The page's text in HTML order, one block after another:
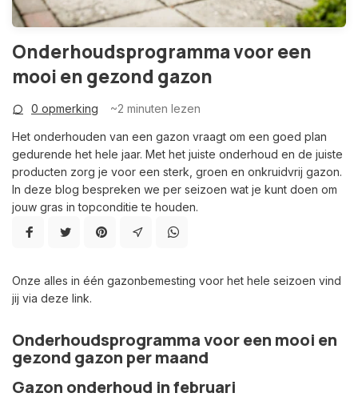
Onderhoudsprogramma voor een
mooi en gezond gazon
0 opmerking ~2 minuten lezen
Het onderhouden van een gazon vraagt om een goed plan
gedurende het hele jaar. Met het juiste onderhoud en de juiste
producten zorg je voor een sterk, groen en onkruidvrij gazon.
In deze blog bespreken we per seizoen wat je kunt doen om
jouw gras in topconditie te houden.
Onze alles in één gazonbemesting voor het hele seizoen vind
jij via deze link.
Onderhoudsprogramma voor een mooi en
gezond gazon per maand
Gazon onderhoud in februari